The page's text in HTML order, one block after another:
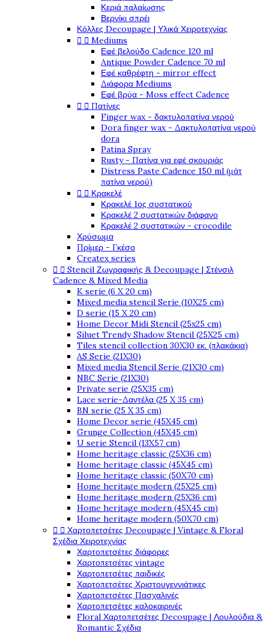
Κεριά παλαίωσης
Βερνίκι σπρέι
Κόλλες Decoupage | Υλικά Χειροτεχνίας
  Mediums
Εφέ βελούδο Cadence 120 ml
Antique Powder Cadence 70 ml
Εφέ καθρέφτη - mirror effect
Διάφορα Mediums
Εφέ βρύα - Moss effect Cadence
  Πατίνες
Finger wax - δακτυλοπατίνα νερού
Dora finger wax - Δακτυλοπατίνα νερού
dora
Patina Spray
Rusty - Πατίνα για εφέ σκουριάς
Distress Paste Cadence 150 ml (μάτ
πατίνα νερού)
  Κρακελέ
Κρακελέ 1ος συστατικού
Κρακελέ 2 συστατικών διάφανο
Κρακελέ 2 συστατικών - crocodile
Χρύσωμα
Πρίμερ - Γκέσο
Createx series
  Stencil Ζωγραφικής & Decoupage | Στένσιλ
Cadence & Mixed Media
K serie (6 X 20 cm)
Mixed media stencil Serie (10X25 cm)
D serie (15 X 20 cm)
Home Decor Midi Stencil (25x25 cm)
Siluet Trendy Shadow Stencil (25X25 cm)
Tiles stencil collection 30X30 εκ. (πλακάκια)
AS Serie (21X30)
Mixed media Stencil Serie (21X30 cm)
NBC Serie (21X30)
Private serie (25X35 cm)
Lace serie-Δαντέλα (25 X 35 cm)
BN serie (25 X 35 cm)
Home Decor serie (45X45 cm)
Grunge Collection (45X45 cm)
U serie Stencil (13X57 cm)
Home heritage classic (25X36 cm)
Home heritage classic (45X45 cm)
Home heritage classic (50X70 cm)
Home heritage modern (25X25 cm)
Home heritage modern (25X36 cm)
Home heritage modern (45X45 cm)
Home heritage modern (50X70 cm)
  Χαρτοπετσέτες Decoupage | Vintage & Floral
Σχέδια Χειροτεχνίας
Χαρτοπετσέτες διάφορες
Χαρτοπετσέτες vintage
Χαρτοπετσέτες παιδικές
Χαρτοπετσέτες Χριστουγεννιάτικες
Χαρτοπετσέτες Πασχαλινές
Χαρτοπετσέτες καλοκαιρινές
Floral Χαρτοπετσέτες Decoupage | Λουλούδια &
Romantic Σχέδια